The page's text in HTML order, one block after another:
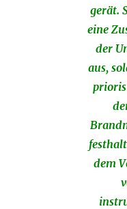
gerät.
eine
der
aus,
dem